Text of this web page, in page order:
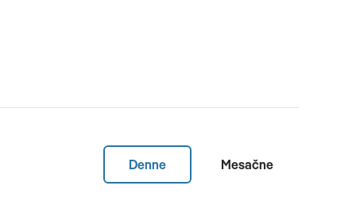
Denne Mesačne